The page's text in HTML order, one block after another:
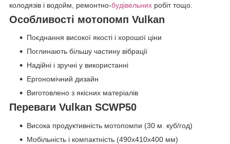
колодязів і водойм, ремонтно-будівельних робіт тощо.
Особливості мотопомп Vulkan
Поєднання високої якості і хорошої ціни
Поглинають більшу частину вібрації
Надійні і зручні у використанні
Ергономічний дизайн
Виготовлено з якісних матеріалів
Переваги Vulkan SCWP50
Висока продуктивність мотопомпи (30 м. куб/год)
Мобільність і компактність (490х410х400 мм)